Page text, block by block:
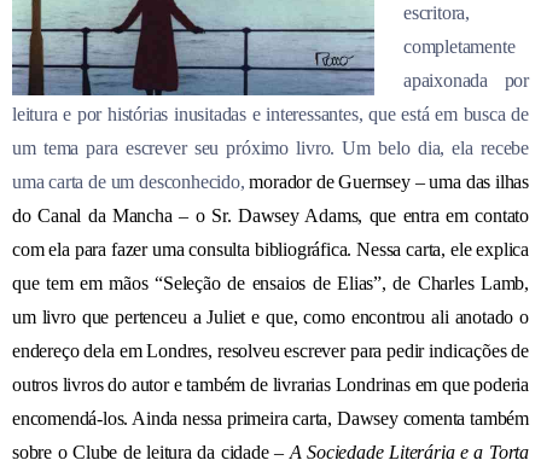
escritora,
completamente
apaixonada por
leitura e por histórias inusitadas e interessantes, que está em busca de
um tema para escrever seu próximo livro. Um belo dia, ela recebe
uma carta de um desconhecido,morador de Guernsey –uma das ilhas
do Canal da Mancha – o Sr. Dawsey Adams, que entra em contato
com ela para fazer uma consulta bibliográfica. Nessa carta, eleexplica
que tem em mãos “Seleção de ensaios de Elias”, de Charles Lamb,
um livro que pertenceu a Juliet e que, como encontrou ali anotado o
endereço dela em Londres, resolveu escrever para pedir indicações de
outroslivros do autor etambém de livrarias Londrinasem que poderia
encomendá-los. Ainda nessa primeira carta, Dawsey comenta também
sobre o Clube de leitura da cidade – A Sociedade Literária e a Torta